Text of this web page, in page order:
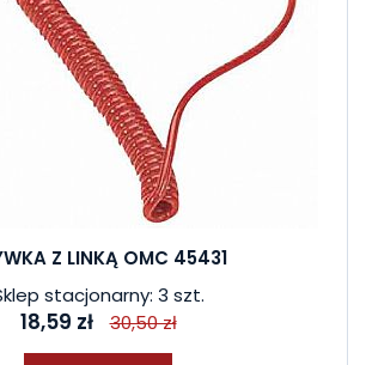
Z LINKĄ OMC 45431
stacjonarny: 3 szt.
18,59 zł 30,50 zł